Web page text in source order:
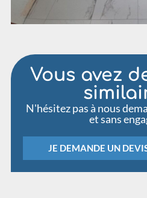
Vous avez
N'hésitez pas à nous
et sans
JE DEMANDE UN